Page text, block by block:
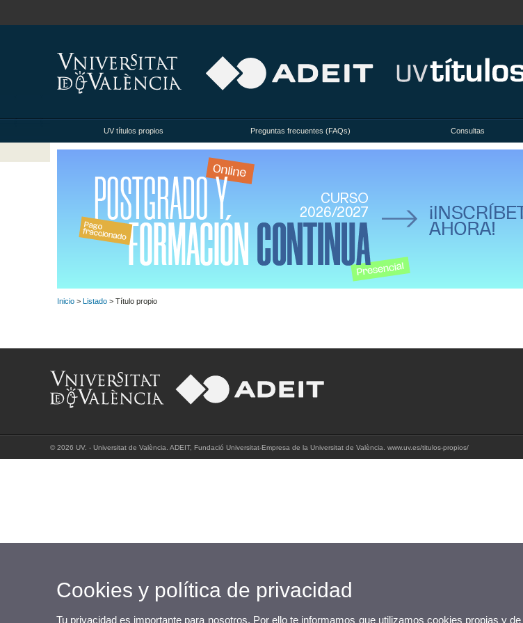
UV títulos propios Preguntas frecuentes (FAQs) Consultas
Inicio > Listado > Título propio
© 2026 UV. - Universitat de València. ADEIT, Fundació Universitat-Empresa de la Universitat de València. www.uv.es/titulos-propios/
Cookies y política de privacidad
Tu privacidad es importante para nosotros. Por ello te informamos que utilizamos cookies propias y